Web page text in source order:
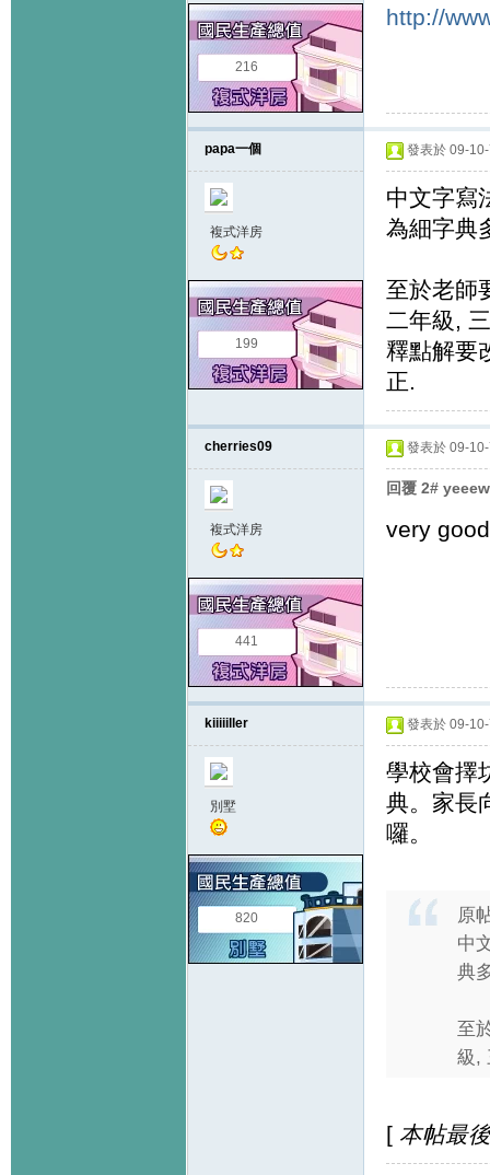
216
http://
papa一個
複式洋房
199
發表於 09-
中文字寫
為細字典
至於老師
二年級,
釋點解要
正.
cherries09
複式洋房
441
發表於 09-
回覆 2#
very
kiiiiiller
別墅
820
發表於 09-
學校會擇
典。家長
囉。
原
中
典
至
級,
[ 本帖最